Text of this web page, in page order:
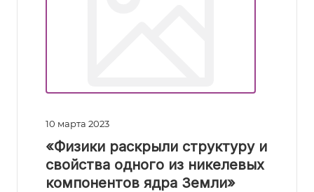
10 марта 2023
«Физики раскрыли структуру и
свойства одного из никелевых
компонентов ядра Земли»